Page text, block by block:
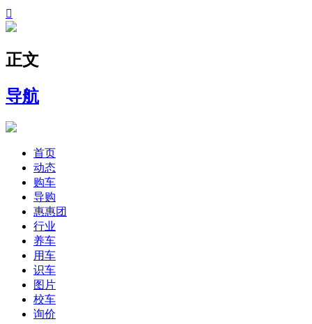

正文
导航
首页
动态
购车
导购
惠惠团
行业
养车
用车
识车
图片
校车
询价